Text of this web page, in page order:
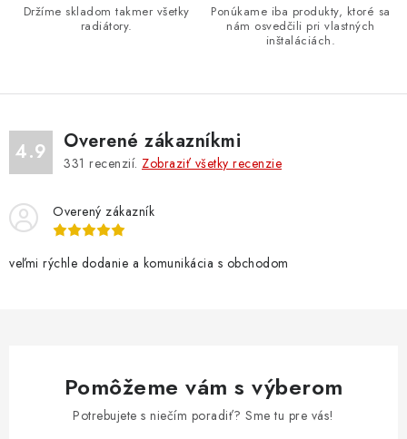
v
p
i
u
Držíme skladom takmer všetky
radiátory.
Ponúkame iba produkty, ktoré sa
nám osvedčili pri vlastných
inštaláciách.
4.9 Overené zákazníkmi
331 recenzií. Zobraziť všetky recenzie
Overený zákazník
veľmi rýchle dodanie a komunikácia s obchodom
Pomôžeme vám s výberom
Potrebujete s niečím poradiť? Sme tu pre vás!